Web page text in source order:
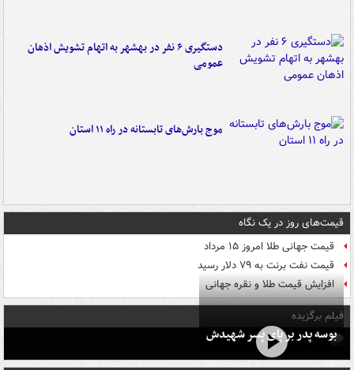
دستگیری ۶ نفر در بهشهر به اتهام تشویش اذهان
عمومی
موج بارش‌های تابستانه در راه ۱۱ استان
قیمت‌های روز در یک نگاه
قیمت جهانی طلا امروز ۱۵ مرداد
قیمت نفت برنت به ۷۹ دلار رسید
افزایش قیمت طلا و نقره جهانی
فیلم برگزیده
بوسه‌ پدر بر پای پسر شهیدش